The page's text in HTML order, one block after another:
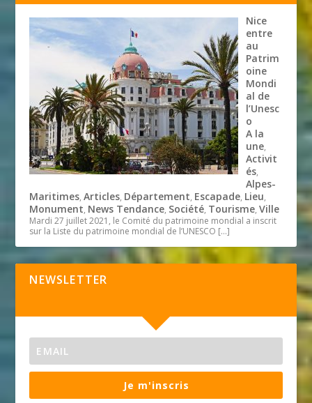
Nice
entre
au
Patrim
oine
Mondi
al de
l’Unesc
o
A la
une,
Activit
és,
Alpes-
Maritimes,Articles, Département, Escapade, Lieu,
Monument, News Tendance, Société, Tourisme,Ville
Mardi 27 juillet 2021, le Comité du patrimoine mondial a inscrit
sur la Liste du patrimoine mondial de l’UNESCO […]
NEWSLETTER
Je m'inscris